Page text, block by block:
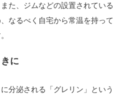
た、ジムなどの設置されている
なるべく自宅から常温を持って
に
分泌される「グレリン」という